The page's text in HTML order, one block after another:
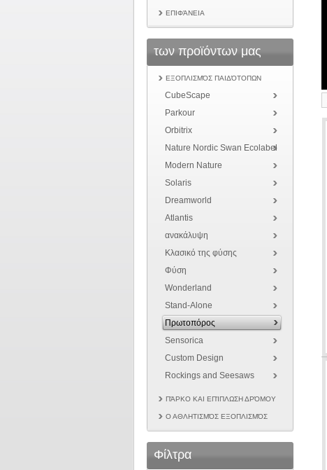
ΕΠΙΦΆΝΕΙΑ
των προϊόντων μας
ΕΞΟΠΛΙΣΜΌΣ ΠΑΙΔΌΤΟΠΩΝ
CubeScape
Parkour
Orbitrix
Nature Nordic Swan Ecolabel
Modern Nature
Solaris
Dreamworld
Atlantis
ανακάλυψη
Κλασικό της φύσης
Φύση
Wonderland
Stand-Alone
Πρωτοπόρος
Sensorica
Custom Design
Rockings and Seesaws
ΠΆΡΚΟ ΚΑΙ ΕΠΊΠΛΩΣΗ ΔΡΌΜΟΥ
Ο ΑΘΛΗΤΙΣΜΌΣ ΕΞΟΠΛΙΣΜΌΣ
Φίλτρα